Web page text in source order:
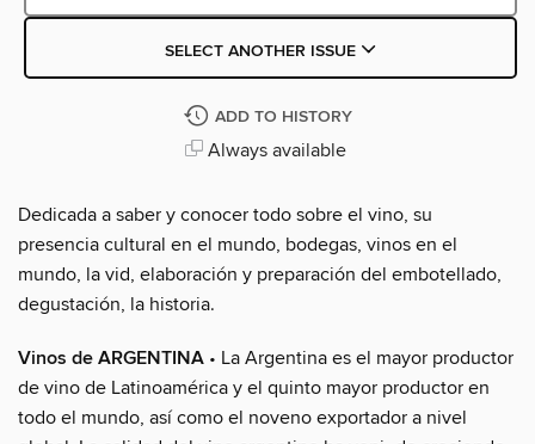
SELECT ANOTHER ISSUE
ADD TO HISTORY
Always available
Dedicada a saber y conocer todo sobre el vino, su
presencia cultural en el mundo, bodegas, vinos en el
mundo, la vid, elaboración y preparación del embotellado,
degustación, la historia.
Vinos de ARGENTINA • La Argentina es el mayor productor
de vino de Latinoamérica y el quinto mayor productor en
todo el mundo, así como el noveno exportador a nivel